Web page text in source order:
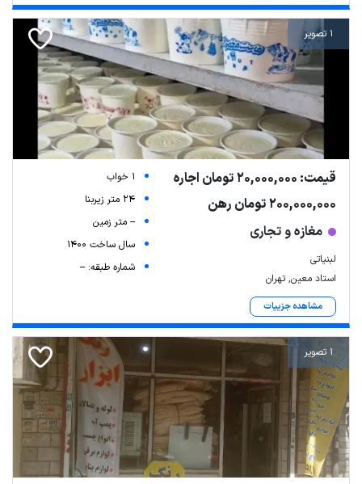
1 تصویر
قیمت: 20,000,000 تومان اجاره
200,000,000 تومان رهن
مغازه و تجاری
لبنیاتی
استاد معین, تهران
مشاهده جزییات
1 خواب
24 متر زیربنا
-- متر زمین
سال ساخت 1400
شماره طبقه: --
1 تصویر